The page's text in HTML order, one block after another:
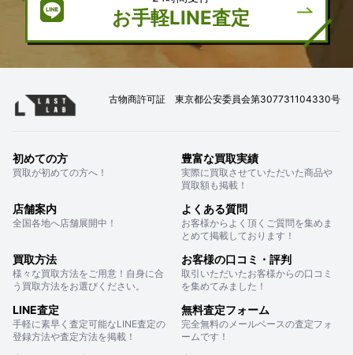
お手軽LINE査定
古物商許可証 東京都公安委員会第307731104330号
初めての方
買取が初めての方へ！
豊富な買取実績
実際に買取させていただいた商品や
買取額も掲載！
店舗案内
全国各地へ店舗展開中！
よくある質問
お客様からよく頂くご質問を集めま
とめて掲載しております！
買取方法
様々な買取方法をご用意！自身に合
う買取方法をお選びください。
お客様の口コミ・評判
取引いただいたお客様からの口コミ
を集めてみました！
LINE査定
手軽に素早く査定可能なLINE査定の
登録方法や査定方法を掲載！
無料査定フォーム
完全無料のメールベースの査定フォ
ームです！